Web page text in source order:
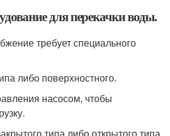
для перекачки воды.
требует специального
либо поверхностного.
насосом, чтобы